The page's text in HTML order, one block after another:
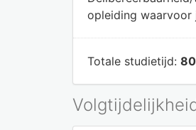
opleiding waarvoor
Totale studietijd: